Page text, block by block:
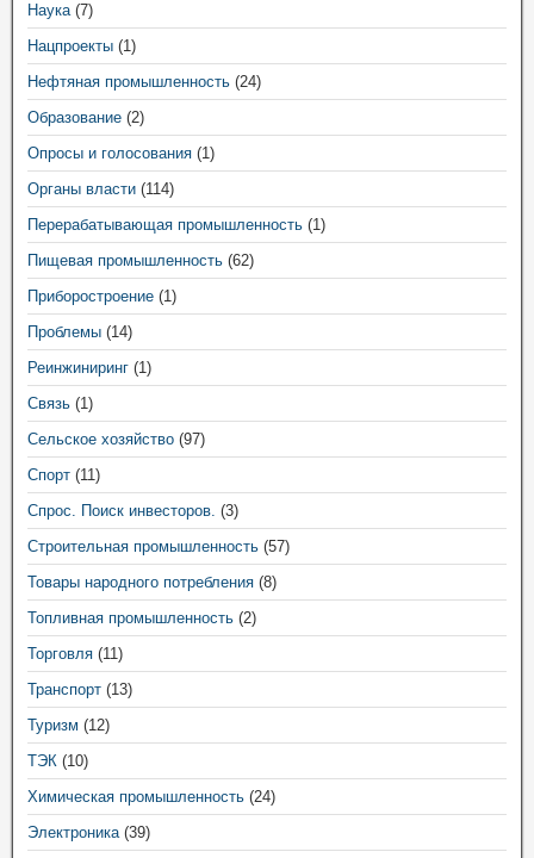
Наука(7)
Нацпроекты (1)
Нефтяная промышленность (24)
Образование (2)
Опросы и голосования (1)
Органы власти (114)
Перерабатывающая промышленность (1)
Пищевая промышленность (62)
Приборостроение (1)
Проблемы (14)
Реинжиниринг (1)
Связь (1)
Сельское хозяйство (97)
Спорт (11)
Спрос. Поиск инвесторов. (3)
Строительная промышленность (57)
Товары народного потребления (8)
Топливная промышленность (2)
Торговля (11)
Транспорт (13)
Туризм (12)
ТЭК (10)
Химическая промышленность (24)
Электроника(39)